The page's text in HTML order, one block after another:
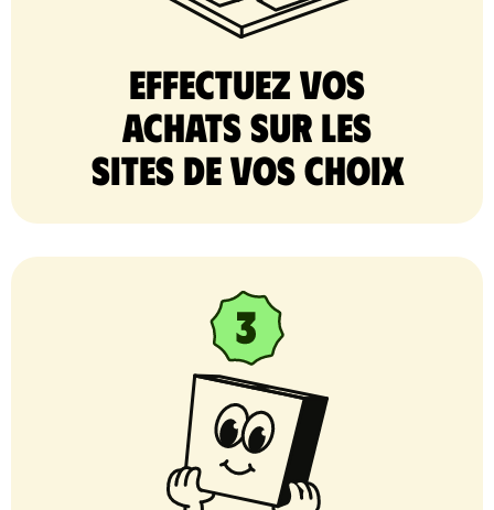
Effectuez vos
achats sur les
sites de vos choix